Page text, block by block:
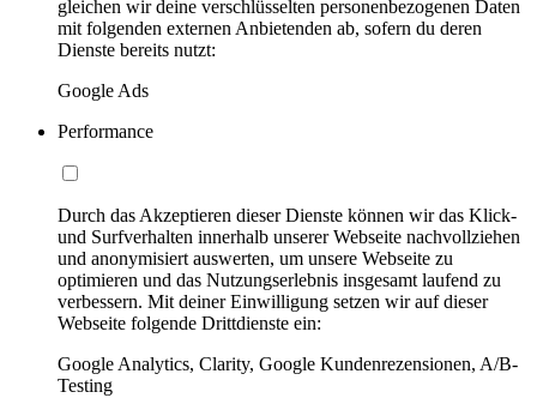
gleichen wir deine verschlüsselten personenbezogenen Daten
mit folgenden externen Anbietenden ab, sofern du deren
Dienste bereits nutzt:
Google Ads
Performance
Durch das Akzeptieren dieser Dienste können wir das Klick-
und Surfverhalten innerhalb unserer Webseite nachvollziehen
und anonymisiert auswerten, um unsere Webseite zu
optimieren und das Nutzungserlebnis insgesamt laufend zu
verbessern. Mit deiner Einwilligung setzen wir auf dieser
Webseite folgende Drittdienste ein:
Google Analytics, Clarity, Google Kundenrezensionen, A/B-
Testing